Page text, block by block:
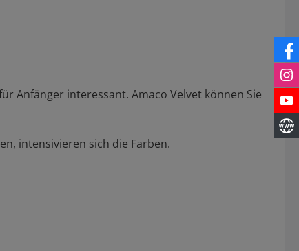
Anfänger interessant. Amaco Velvet können Sie
intensivieren sich die Farben.